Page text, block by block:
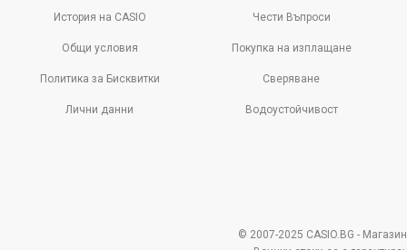
История на CASIO
Общи условия
Политика за Бисквитки
Лични данни
Чести Въпроси
Покупка на изплащане
Сверяване
Водоустойчивост
© 2007-2025 CASIO.BG -